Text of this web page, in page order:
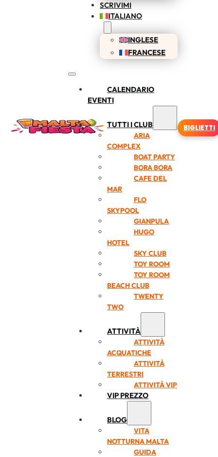
SCRIVIMI
ITALIANO
INGLESE
FRANCESE
CALENDARIO
EVENTI
TUTTI I CLUB
ARIA
COMPLEX
BOAT PARTY
BORA BORA
CAFE DEL
MAR
FLO
SKYPOOL
GIANPULA
HUGO
HOTEL
SKY CLUB
TOY ROOM
TOY ROOM
BEACH CLUB
TWENTY
TWO
ATTIVITÀ
ATTIVITÀ
ACQUATICHE
ATTIVITÀ
TERRESTRI
ATTIVITÀ VIP
VIP PREZZO
BLOG
VITA
NOTTURNA MALTA
GUIDA
BIGLIETTI